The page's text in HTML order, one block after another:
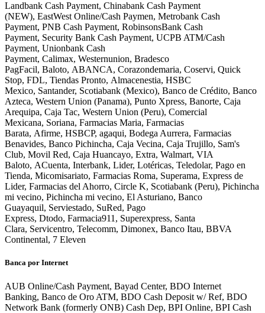
Landbank Cash Payment, Chinabank Cash Payment
(NEW), EastWest Online/Cash Paymen, Metrobank Cash
Payment, PNB Cash Payment, RobinsonsBank Cash
Payment, Security Bank Cash Payment, UCPB ATM/Cash
Payment, Unionbank Cash
Payment, Calimax, Westernunion, Bradesco
PagFacil, Baloto, ABANCA, Corazondemaria, Coservi, Quick
Stop, FDL, Tiendas Pronto, Almacenestia, HSBC
Mexico, Santander, Scotiabank (Mexico), Banco de Crédito, Banco
Azteca, Western Union (Panama), Punto Xpress, Banorte, Caja
Arequipa, Caja Tac, Western Union (Peru), Comercial
Mexicana, Soriana, Farmacias Maria, Farmacias
Barata, Afirme, HSBCP, agaqui, Bodega Aurrera, Farmacias
Benavides, Banco Pichincha, Caja Vecina, Caja Trujillo, Sam's
Club, Movil Red, Caja Huancayo, Extra, Walmart, VIA
Baloto, ACuenta, Interbank, Lider, Lotéricas, Teledolar, Pago en
Tienda, Micomisariato, Farmacias Roma, Superama, Express de
Lider, Farmacias del Ahorro, Circle K, Scotiabank (Peru), Pichincha
mi vecino, Pichincha mi vecino, El Asturiano, Banco
Guayaquil, Serviestado, SuRed, Pago
Express, Dtodo, Farmacia911, Superexpress, Santa
Clara, Servicentro, Telecomm, Dimonex, Banco Itau, BBVA
Continental, 7 Eleven
Banca por Internet
AUB Online/Cash Payment, Bayad Center, BDO Internet
Banking, Banco de Oro ATM, BDO Cash Deposit w/ Ref, BDO
Network Bank (formerly ONB) Cash Dep, BPI Online, BPI Cash